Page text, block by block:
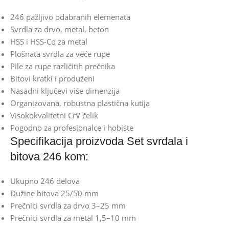
246 pažljivo odabranih elemenata
Svrdla za drvo, metal, beton
HSS i HSS-Co za metal
Plošnata svrdla za veće rupe
Pile za rupe različitih prečnika
Bitovi kratki i produženi
Nasadni ključevi više dimenzija
Organizovana, robustna plastična kutija
Visokokvalitetni CrV čelik
Pogodno za profesionalce i hobiste
Specifikacija proizvoda Set svrdala i
bitova 246 kom:
Ukupno 246 delova
Dužine bitova 25/50 mm
Prečnici svrdla za drvo 3–25 mm
Prečnici svrdla za metal 1,5–10 mm